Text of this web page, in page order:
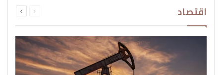
اقتصاد الصفحةالصفحة